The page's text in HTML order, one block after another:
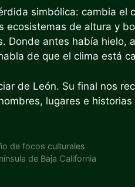
simbólica: cambia el
de altura y
Donde antes había hielo,
de que el clima está
de León. Su final nos
lugares e
de focos culturales
de Baja California